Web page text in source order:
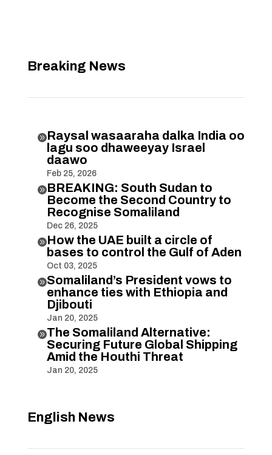
Breaking News
Raysal wasaaraha dalka India oo
lagu soo dhaweeyay Israel
daawo
Feb 25, 2026
BREAKING: South Sudan to
Become the Second Country to
Recognise Somaliland
Dec 26, 2025
How the UAE built a circle of
bases to control the Gulf of Aden
Oct 03, 2025
Somaliland’s President vows to
enhance ties with Ethiopia and
Djibouti
Jan 20, 2025
The Somaliland Alternative:
Securing Future Global Shipping
Amid the Houthi Threat
Jan 20, 2025
English News